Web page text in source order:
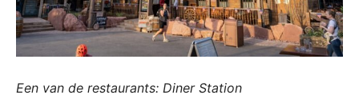
Een van de restaurants: Diner Station